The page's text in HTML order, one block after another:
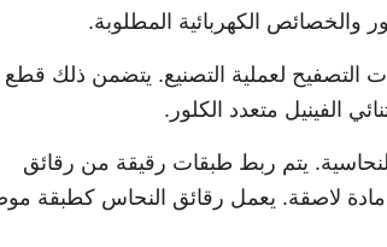
والخصائص الكهربائية المطلوبة.
إعداد ملاءات التصفيح لعملية التصنيع. يتضمن ذلك قطع
الفينيل متعدد الكلور.
يتم ربط طبقات رقيقة من رقائق
صفح باستخدام مادة لاصقة. يعمل رقائق النحاس كطبقة